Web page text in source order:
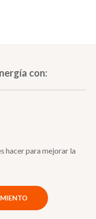
con:
hacer para mejorar la